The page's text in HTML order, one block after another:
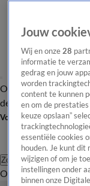
Overzicht
de redactie
Volg Shownieuws
Zoeken
Overzicht
Jouw
Wij en onze 28
informatie te
gedrag en jouw
worden
content te kunnen
en om de
keuze opslaan”
essentiële cookies
houden. Je kunt dit
wijzigen of om je
instellingen onder
binnen onze